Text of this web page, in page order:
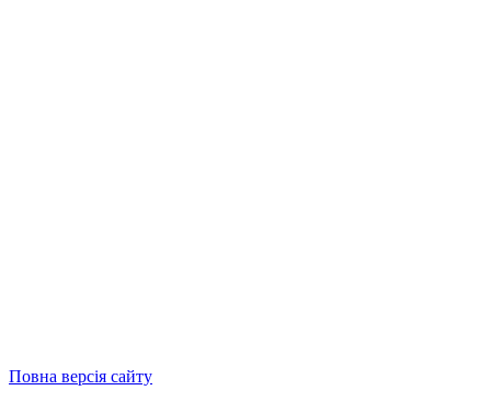
Повна версія сайту